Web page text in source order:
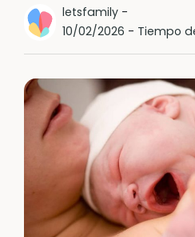
letsfamily -
10/02/2026 - Tiempo